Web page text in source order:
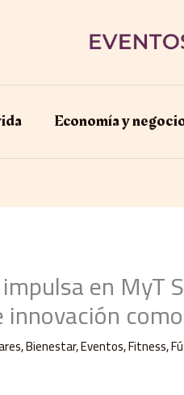
Economía y
en MyT
,Bienestar,Eventos,Fitness,